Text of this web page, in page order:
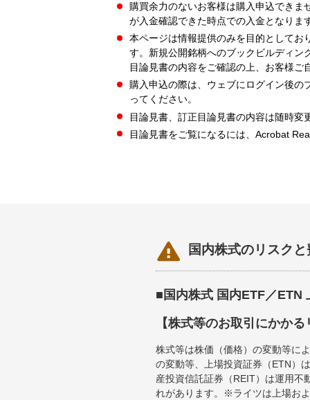
購買余力のないお客様は購入申込でき
が入金確認できた時点での入金となりま
本ページは情報提供のみを目的としてお
す。新規公開銘柄へのブックビルディン
目論見書の内容をご確認の上、お客様
購入申込の際は、ウェブにログイン後の
ってください。
目論見書、訂正目論見書の内容は随時変
目論見書をご覧になるには、Acrobat
 国内株式のリスク
■国内株式 国内ETF／ETN
【株式等のお取引にかか
株式等は株価（価格）の変動等に
の変動等、上場投資証券（ETN）
産投資信託証券（REIT）は運用不
れがあります。※ライツは上場お